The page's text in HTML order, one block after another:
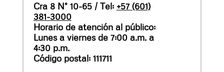
Cra 8 N° 10-65 / Tel: +57 (601)
381-3000
Horario de atención al público:
Lunes a viernes de 7:00 a.m. a
4:30 p.m.
Código postal: 111711